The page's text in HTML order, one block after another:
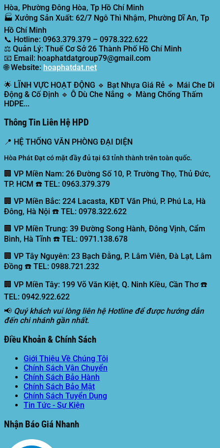
Hòa, Phường Đông Hòa, Tp Hồ Chí Minh
🏭 Xưởng Sản Xuất: 62/7 Ngô Thì Nhậm, Phường Dĩ An, Tp
Hồ Chí Minh
📞 Hotline: 0963.379.379 – 0978.322.622
⚖️ Quản Lý: Thuế Cơ Sở 26 Thành Phố Hồ Chí Minh
📧 Email: hoaphatdatgroup79@gmail.com
🌐Website: hoaphatdat.net
🌟 LĨNH VỰC HOẠT ĐỘNG 🔹 Bạt Nhựa Giá Rẻ 🔹 Mái Che Di
Động & Cố Định 🔹 Ô Dù Che Nắng 🔹 Màng Chống Thấm
HDPE...
Thông Tin Liên Hệ HPD
📍 HỆ THỐNG VĂN PHÒNG ĐẠI DIỆN
Hòa Phát Đạt có mặt đầy đủ tại 63 tỉnh thành trên toàn quốc.
🏢 VP Miền Nam: 26 Đường Số 10, P. Trường Thọ, Thủ Đức,
TP. HCM ☎️ TEL: 0963.379.379
🏢 VP Miền Bắc: 224 Lacasta, KĐT Văn Phú, P. Phú La, Hà
Đông, Hà Nội ☎️ TEL: 0978.322.622
🏢 VP Miền Trung: 39 Đường Song Hành, Đông Vịnh, Cẩm
Bình, Hà Tĩnh ☎️ TEL: 0971.138.678
🏢 VP Tây Nguyên: 23 Bạch Đằng, P. Lâm Viên, Đà Lạt, Lâm
Đồng ☎️ TEL: 0988.721.232
🏢 VP Miền Tây: 199 Võ Văn Kiệt, Q. Ninh Kiều, Cần Thơ ☎️
TEL: 0942.922.622
📢 Quý khách vui lòng liên hệ Hotline để được hướng dẫn
đến chi nhánh gần nhất.
Điều Khoản & Chính Sách
Giới Thiệu Về Chúng Tôi
Chính Sách Vận Chuyển
Chính Sách Bảo Hành
Chính Sách Bảo Mật
Chính Sách Tuyển Dụng
Tin Tức - Sự Kiện
Nhận Báo Giá Nhanh